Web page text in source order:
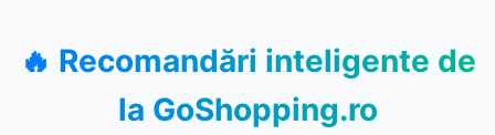
🔥 Recomandări inteligente de
la GoShopping.ro